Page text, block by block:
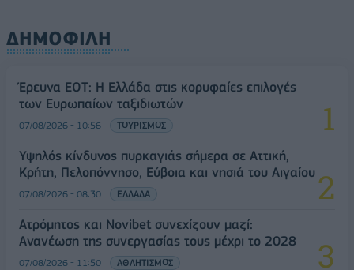
ΔΗΜΟΦΙΛΗ
Έρευνα ΕΟΤ: Η Ελλάδα στις κορυφαίες επιλογές
των Ευρωπαίων ταξιδιωτών
07/08/2026 - 10:56 ΤΟΥΡΙΣΜΟΣ
Υψηλός κίνδυνος πυρκαγιάς σήμερα σε Αττική,
Κρήτη, Πελοπόννησο, Εύβοια και νησιά του Αιγαίου
07/08/2026 - 08:30 ΕΛΛΑΔΑ
Ατρόμητος και Novibet συνεχίζουν μαζί:
Ανανέωση της συνεργασίας τους μέχρι το 2028
07/08/2026 - 11:50 ΑΘΛΗΤΙΣΜΟΣ